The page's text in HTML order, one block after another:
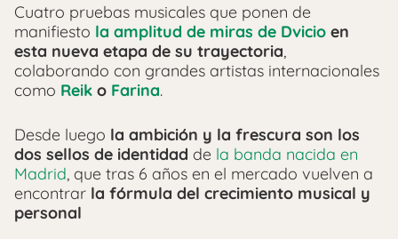
Cuatro pruebas musicales que ponen de
manifiesto la amplitud de miras de Dvicio en
esta nueva etapa de su trayectoria,
colaborando con grandes artistas internacionales
como Reik o Farina.
Desde luego la ambición y la frescura son los
dos sellos de identidad de la banda nacida en
Madrid, que tras 6 años en el mercado vuelven a
encontrar la fórmula del crecimiento musical y
personal